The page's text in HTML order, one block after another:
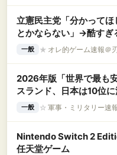
立憲民主党「分かって
とかならない」→酷すぎ
一般 ★ オレ的ゲーム速報＠
2026年版「世界で最も
スランド、日本は10位に
一般 ☆ 軍事・ミリタリー速
Nintendo Switch 2
任天堂ゲーム